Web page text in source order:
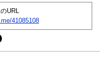
URL
41085108